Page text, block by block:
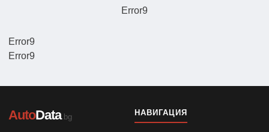
Error9
Error9
Error9
AutoData.bg НАВИГАЦИЯ